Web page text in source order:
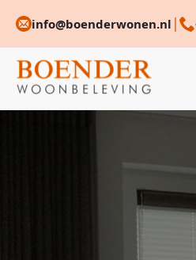
info@boenderwonen.nl |